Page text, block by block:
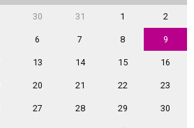
30 31 1 2
6 7 8 9
13 14 15 16
20 21 22 23
27 28 29 30